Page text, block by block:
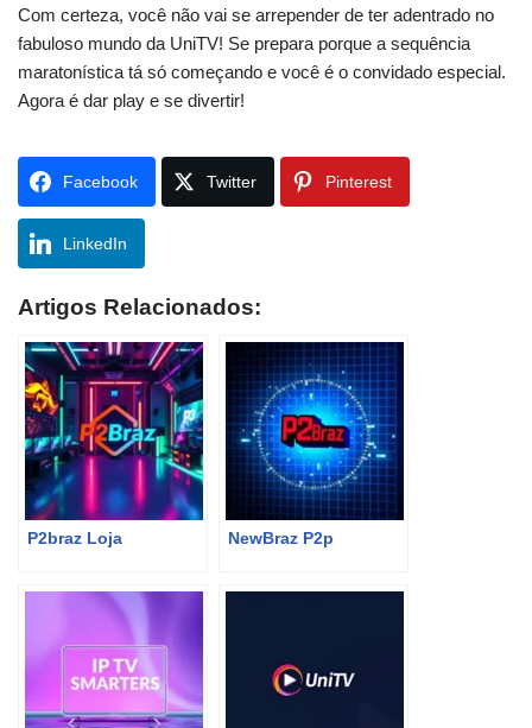
Com certeza, você não vai se arrepender de ter adentrado no
fabuloso mundo da UniTV! Se prepara porque a sequência
maratonística tá só começando e você é o convidado especial.
Agora é dar play e se divertir!
Facebook Twitter Pinterest
LinkedIn
Artigos Relacionados:
P2braz Loja NewBraz P2p